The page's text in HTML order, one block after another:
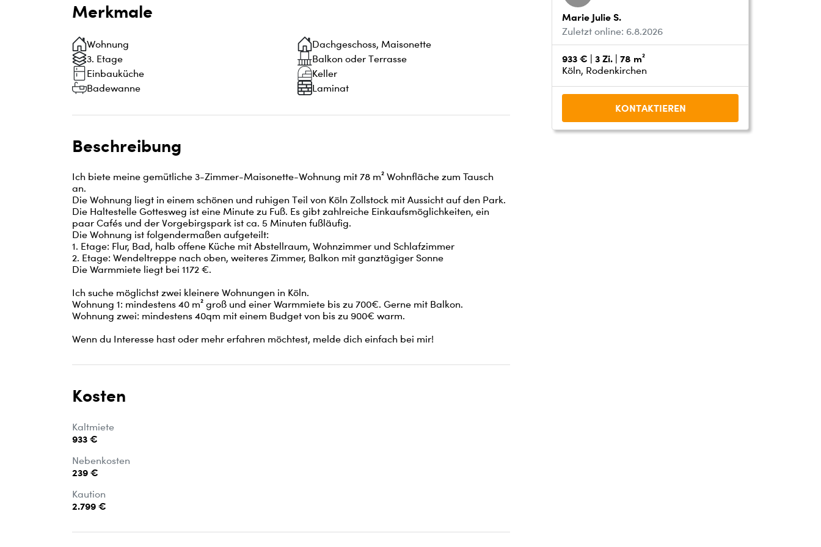
Merkmale
Wohnung
3. Etage
Einbauküche
Badewanne
Dachgeschoss, Maisonette
Balkon oder Terrasse
Keller
Laminat
Beschreibung
Ich biete meine gemütliche 3-Zimmer-Maisonette-Wohnung mit 78 m² Wohnfläche zum Tausch
an.
Die Wohnung liegt in einem schönen und ruhigen Teil von Köln Zollstock mit Aussicht auf den Park.
Die Haltestelle Gottesweg ist eine Minute zu Fuß. Es gibt zahlreiche Einkaufsmöglichkeiten, ein
paar Cafés und der Vorgebirgspark ist ca. 5 Minuten fußläufig.
Die Wohnung ist folgendermaßen aufgeteilt:
1. Etage: Flur, Bad, halb offene Küche mit Abstellraum, Wohnzimmer und Schlafzimmer
2. Etage: Wendeltreppe nach oben, weiteres Zimmer, Balkon mit ganztägiger Sonne
Die Warmmiete liegt bei 1172 €.
Ich suche möglichst zwei kleinere Wohnungen in Köln.
Wohnung 1: mindestens 40 m² groß und einer Warmmiete bis zu 700€. Gerne mit Balkon.
Wohnung zwei: mindestens 40qm mit einem Budget von bis zu 900€ warm.
Wenn du Interesse hast oder mehr erfahren möchtest, melde dich einfach bei mir!
Kosten
Kaltmiete
933 €
Nebenkosten
239 €
Kaution
2.799 €
Marie Julie S.
Zuletzt online: 6.8.2026
933 € | 3 Zi. | 78 m²
Köln, Rodenkirchen
KONTAKTIEREN